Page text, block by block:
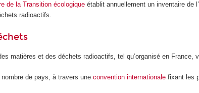
de la Transition écologique établit annuellement un inventaire de
radioactifs.
matières et des déchets radioactifs, tel qu’organisé en
de pays, à travers uneconvention internationale fixant les